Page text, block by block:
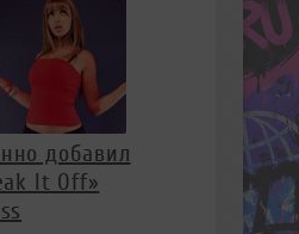
добавил
It Off»